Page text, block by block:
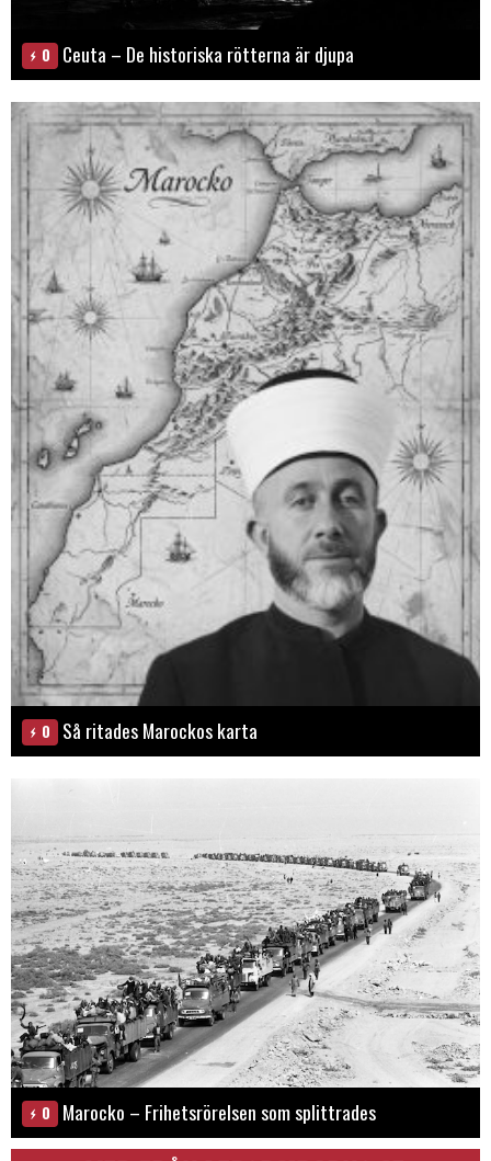
0 Ceuta – De historiska rötterna är djupa
0 Så ritades Marockos karta
0 Marocko – Frihetsrörelsen som splittrades